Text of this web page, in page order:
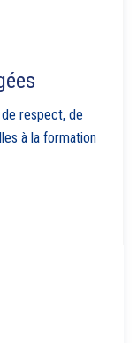
respect, de
à la formation